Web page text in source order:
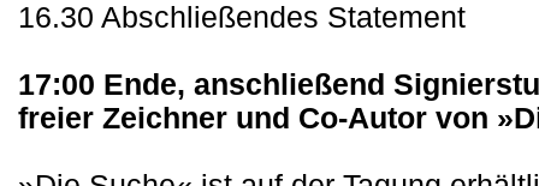
16.30 Abschließendes Statement
17:00 Ende, anschließend
freier Zeichner und Co-Autor von